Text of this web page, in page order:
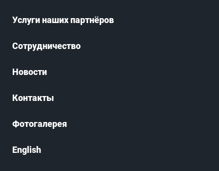
Услуги наших партнёров
Сотрудничество
Новости
Контакты
Фотогалерея
English